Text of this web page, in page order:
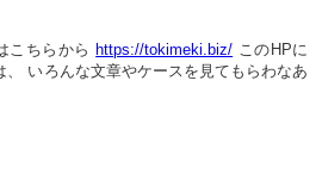
こちらから https://tokimeki.biz/ このHPに
、 いろんな文章やケースを見てもらわなあ